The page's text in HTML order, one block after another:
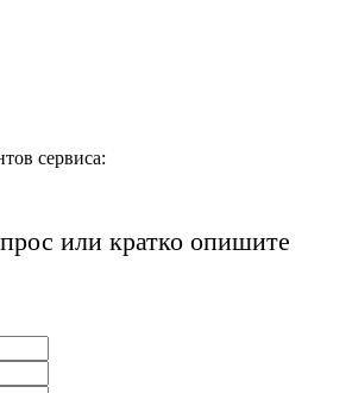
сервиса:
или кратко опишите